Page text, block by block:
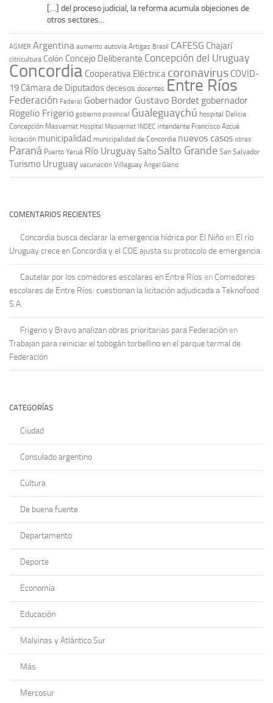
[…] del proceso judicial, la reforma acumula objeciones de
otros sectores...
AGMER Argentina aumento autovía Artigas Brasil CAFESG Chajarí
citricultura Colón Concejo Deliberante Concepción del Uruguay
Concordia Cooperativa Eléctrica coronavirus COVID-
19 Cámara de Diputadosdecesos docentes Entre Ríos
Federación Federal Gobernador Gustavo Bordet gobernador
Rogelio Frigerio gobierno provincial Gualeguaychú hospital Delicia
Concepción Masvernat Hospital Masvernat INDEC intendente Francisco Azcué
licitación municipalidad municipalidad de Concordia nuevos casos obras
Paraná Puerto Yeruá Río UruguaySalto Salto Grande San Salvador
Turismo Uruguay vacunación Villaguay Ángel Giano
COMENTARIOS RECIENTES
Concordia busca declarar la emergencia hídrica por El Niño en El río
Uruguay crece en Concordia y el COE ajusta su protocolo de emergencia
Cautelar por los comedores escolares en Entre Ríos en Comedores
escolares de Entre Ríos: cuestionan la licitación adjudicada a Teknofood
S.A.
Frigerio y Bravo analizan obras prioritarias para Federación en
Trabajan para reiniciar el tobogán torbellino en el parque termal de
Federación
CATEGORÍAS
Ciudad
Consulado argentino
Cultura
De buena fuente
Departamento
Deporte
Economía
Educación
Malvinas y Atlántico Sur
Más
Mercosur